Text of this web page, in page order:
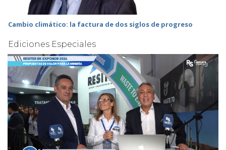
Cambio climático: la factura de dos siglos de progreso
Ediciones Especiales